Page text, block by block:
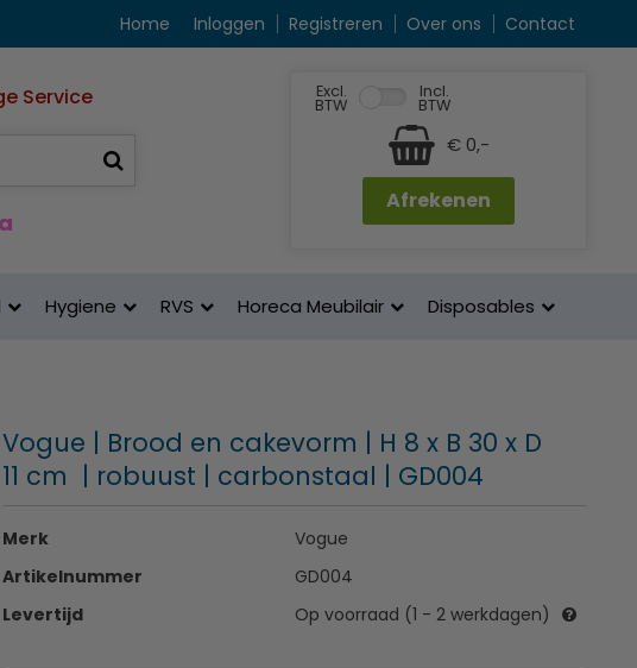
Home Inloggen Registreren Over ons Contact
Service Excl.
BTW
Incl.
BTW
€ 0,-
Afrekenen
Hygiene RVS Horeca Meubilair Disposables
Vogue | Brood en cakevorm | H 8 x B 30 x D
11 cm | robuust | carbonstaal | GD004
Merk
Vogue
Artikelnummer
GD004
Levertijd
Op voorraad (1 - 2 werkdagen)